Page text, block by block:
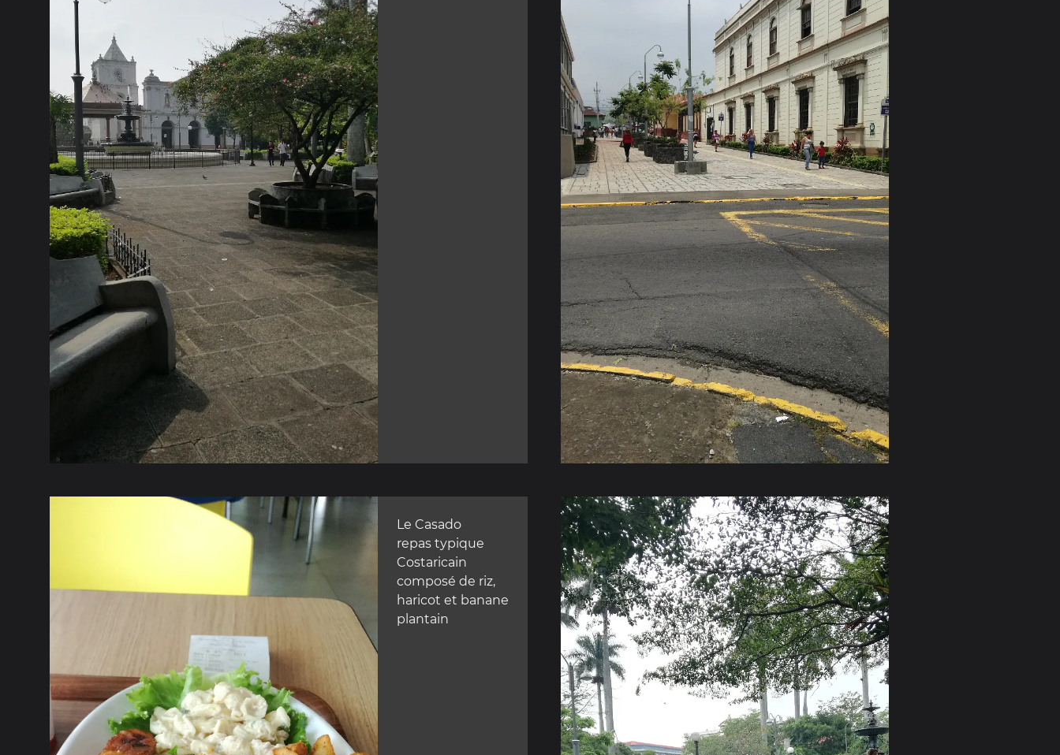
Le Casado
repas typique
Costaricain
composé de riz,
haricot et banane
plantain